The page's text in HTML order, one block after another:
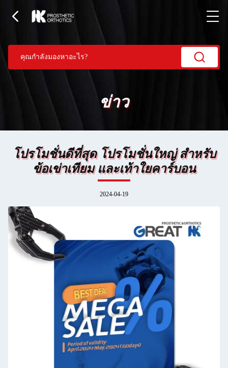
ข่าว
โปรโมชั่นดีที่สุด โปรโมชั่นใหญ่ สําหรับ
ข้อเข่าเทียม และเท้าใยคาร์บอน
2024-04-19